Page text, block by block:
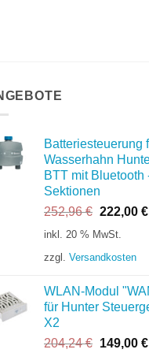
Batteriesteuerung
Wasserhahn
BTT mit Bluetooth
Sektionen
252,96€
Preis
252,96 €
222,00 €
inkl. 20 % MwSt.
zzgl. Versandkosten
WLAN-Modul
für Hunter
X2
204,24€ 149,00 €